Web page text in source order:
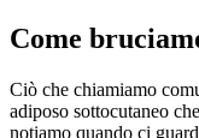
Come
Ciò che chiamiamo
adiposo sottocutaneo
notiamo quando ci